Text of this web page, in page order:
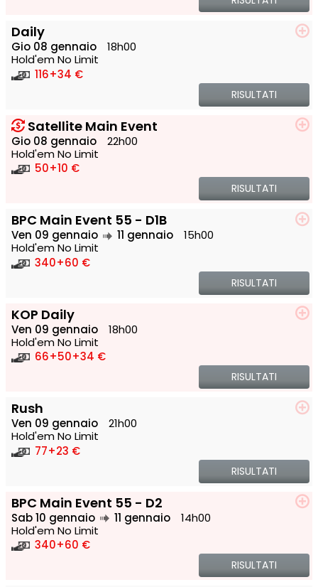
Gio 08 gennaio 18h00
Daily
Hold'em No Limit
116+34 €
RISULTATI
Gio 08 gennaio 22h00
Satellite Main Event
Hold'em No Limit
50+10 €
RISULTATI
Ven 09 gennaio 11 gennaio 15h00
BPC Main Event 55 - D1B
Hold'em No Limit
340+60 €
RISULTATI
Ven 09 gennaio 18h00
KOP Daily
Hold'em No Limit
66+50+34 €
RISULTATI
Ven 09 gennaio 21h00
Rush
Hold'em No Limit
77+23 €
RISULTATI
Sab 10 gennaio 11 gennaio 14h00
BPC Main Event 55 - D2
Hold'em No Limit
340+60 €
RISULTATI